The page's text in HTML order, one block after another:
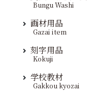
Bungu Washi
画材用品
Gazai item
刻字用品
Kokuji
学校教材
Gakkou kyozai